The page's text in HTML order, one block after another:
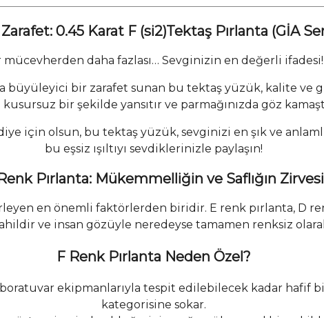
0.45 Karat F (si2)Tektaş Pırlanta (GİA
mücevherden daha fazlası… Sevginizin en değerli ifadesi!
büyüleyici bir zarafet sunan bu tektaş yüzük, kalite
kusursuz bir şekilde yansıtır ve parmağınızda göz
için olsun, bu tektaş yüzük, sevginizi en şık ve
bu eşsiz ışıltıyı sevdiklerinizle paylaşın!
Pırlanta: Mükemmelliğin ve Saflığın Zirvesi
en önemli faktörlerden biridir. E renk pırlanta, D
ve insan gözüyle neredeyse tamamen renksiz
F Renk Pırlanta Neden Özel?
ekipmanlarıyla tespit edilebilecek kadar
kategorisine sokar.